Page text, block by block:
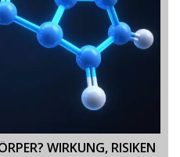
WIRKUNG, RISIKEN